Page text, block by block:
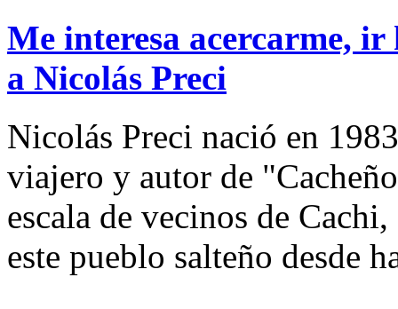
Me interesa acercarme,
a Nicolás Preci
Nicolás Preci nació en
viajero y autor de
escala de vecinos de
este pueblo salteño desde